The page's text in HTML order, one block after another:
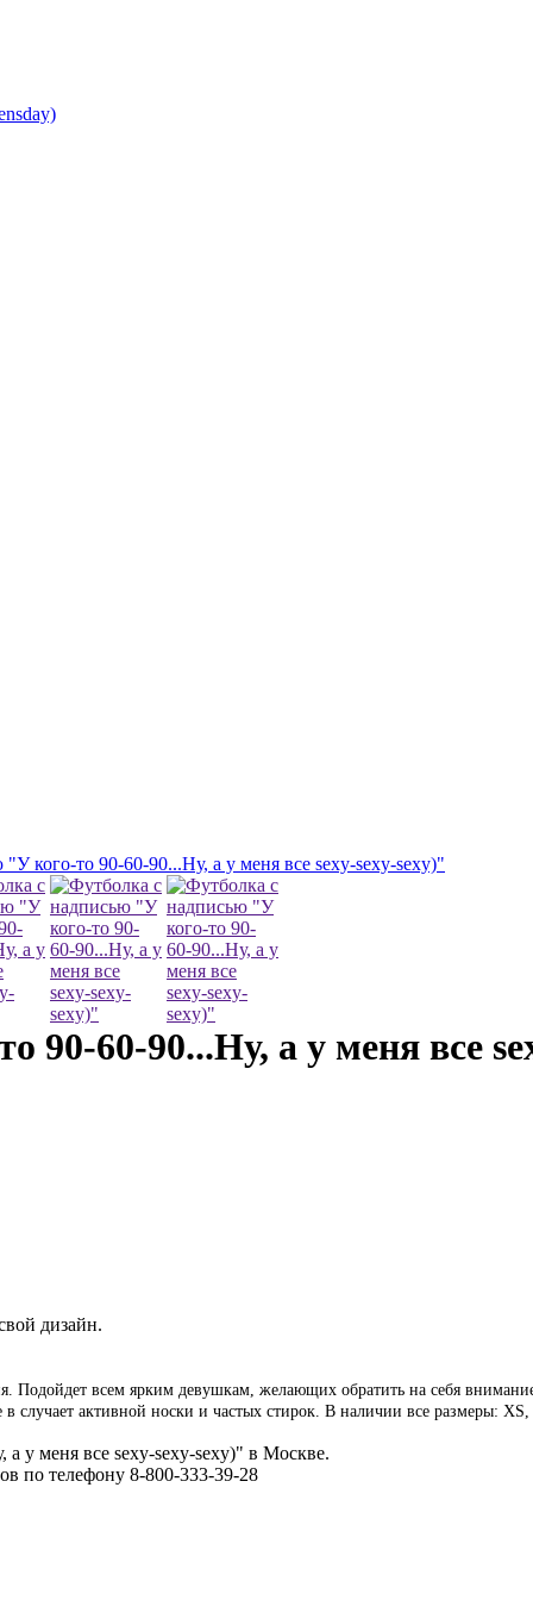
кого-то 90-60-90...Ну, а у меня все sexy-sexy-sexy)"
90-60-90...Ну, а у меня все
дизайн.
Подойдет всем ярким девушкам, желающих обратить на себя
случает активной носки и частых стирок. В наличии все
у меня все sexy-sexy-sexy)" в Москве.
по телефону 8-800-333-39-28